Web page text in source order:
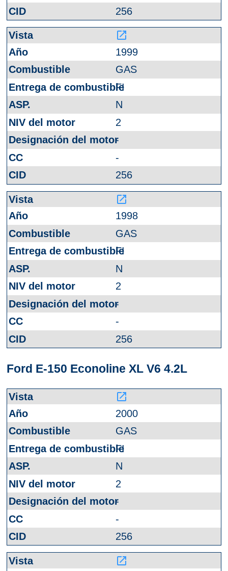
256
launch
1999
GAS
FI
N
2
-
-
256
launch
1998
GAS
FI
N
2
-
-
256
Ford E-150 Econoline XL V6 4.2L
launch
2000
GAS
FI
N
2
-
-
256
launch